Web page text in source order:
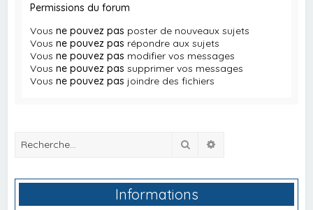
Permissions du forum
Vousne pouvez pas poster de nouveaux sujets
Vousne pouvez pas répondre aux sujets
Vousne pouvez pas modifier vos messages
Vousne pouvez pas supprimer vos messages
Vousne pouvez pas joindre des fichiers
Rechercher
Informations